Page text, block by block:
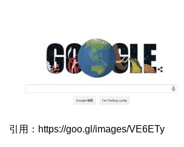
引用：https://goo.gl/images/VE6ETy